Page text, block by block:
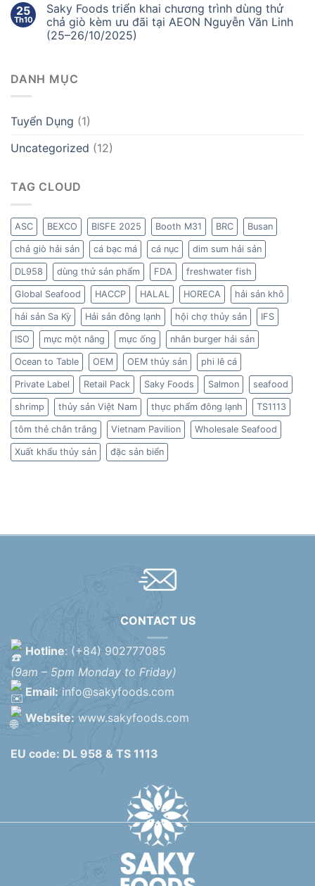
25
Th10
Saky Foods triển khai chương trình dùng thử
chả giò kèm ưu đãi tại AEON Nguyễn Văn Linh
(25–26/10/2025)
DANH MỤC
Tuyển Dụng (1)
Uncategorized (12)
TAG CLOUD
ASC BEXCO BISFE 2025 Booth M31 BRC Busan
chả giò hải sản cá bạc má cá nục dim sum hải sản
DL958 dùng thử sản phẩm FDA freshwater fish
Global Seafood HACCP HALAL HORECA hải sản khô
hải sản Sa Kỳ Hải sản đông lạnh hội chợ thủy sản IFS
ISO mực một nắng mực ống nhân burger hải sản
Ocean to Table OEM OEM thủy sản phi lê cá
Private Label Retail Pack Saky Foods Salmon seafood
shrimp thủy sản Việt Nam thực phẩm đông lạnh TS1113
tôm thẻ chân trắng Vietnam Pavilion Wholesale Seafood
Xuất khẩu thủy sản đặc sản biển
CONTACT US
Hotline: (+84) 902777085
(9am – 5pm Monday to Friday)
Email: info@sakyfoods.com
Website: www.sakyfoods.com
EU code: DL 958 & TS 1113